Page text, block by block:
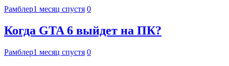
Рамблер1 месяц спустя 0
Когда GTA 6 выйдет на ПК?
Рамблер1 месяц спустя 0